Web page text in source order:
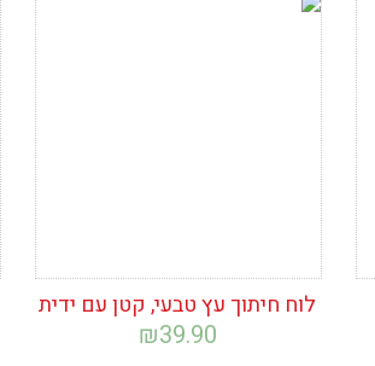
לוח חיתוך עץ טבעי, קטן עם ידית
₪39.90